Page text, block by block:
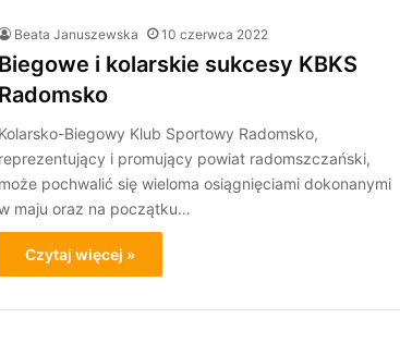
Beata Januszewska 10 czerwca 2022
Biegowe i kolarskie sukcesy KBKS
Radomsko
Kolarsko-Biegowy Klub Sportowy Radomsko,
reprezentujący i promujący powiat radomszczański,
może pochwalić się wieloma osiągnięciami dokonanymi
maju oraz na początku…
Czytaj więcej »